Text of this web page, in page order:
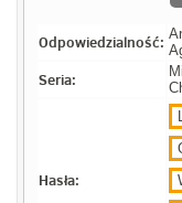
Odpowiedzialność:
Seria:
Hasła: